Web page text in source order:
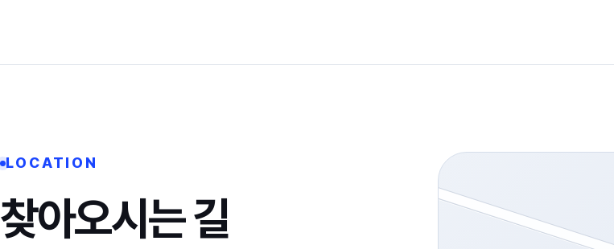
LOCATION
찾아오시는 길